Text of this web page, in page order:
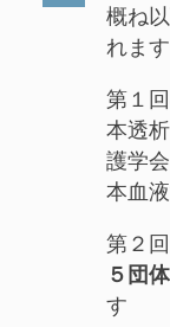
概ね
れます
第１
本透
護学
本血
第２
５団体
す